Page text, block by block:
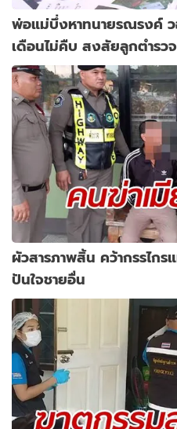
พ่อแม่บึ่งหาทนายรณรงค์
เดือนไม่คืบ สงสัยลูกตำรว
ผัวสารภาพสิ้น คว้ากรรไก
ปันใจชายอื่น